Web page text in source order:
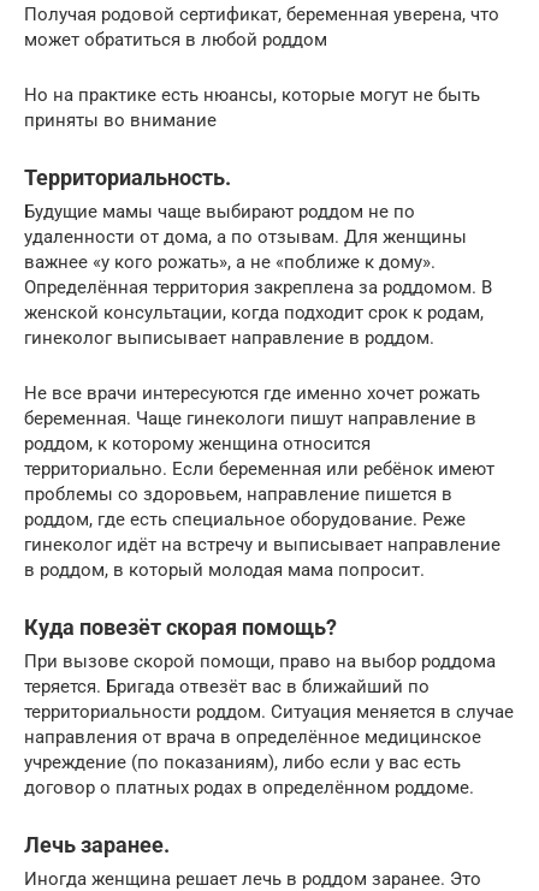
Получая родовой сертификат, беременная уверена, что
может обратиться в любой роддом
Но на практике есть нюансы, которые могут не быть
приняты во внимание
Территориальность.
Будущие мамы чаще выбирают роддом не по
удаленности от дома, а по отзывам. Для женщины
важнее «у кого рожать», а не «поближе к дому».
Определённая территория закреплена за роддомом. В
женской консультации, когда подходит срок к родам,
гинеколог выписывает направление в роддом.
Не все врачи интересуются где именно хочет рожать
беременная. Чаще гинекологи пишут направление в
роддом, к которому женщина относится
территориально. Если беременная или ребёнок имеют
проблемы со здоровьем, направление пишется в
роддом, где есть специальное оборудование. Реже
гинеколог идёт на встречу и выписывает направление
в роддом, в который молодая мама попросит.
Куда повезёт скорая помощь?
При вызове скорой помощи, право на выбор роддома
теряется. Бригада отвезёт вас в ближайший по
территориальности роддом. Ситуация меняется в случае
направления от врача в определённое медицинское
учреждение (по показаниям), либо если у вас есть
договор о платных родах в определённом роддоме.
Лечь заранее.
Иногда женщина решает лечь в роддом заранее. Это